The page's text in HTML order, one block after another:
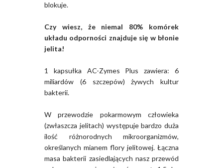
blokuje.
Czy wiesz, że niemal 80% komórek
układu odporności znajduje się w błonie
jelita!
1 kapsułka AC-Zymes Plus zawiera: 6
miliardów (6 szczepów) żywych kultur
bakterii.
W przewodzie pokarmowym człowieka
(zwłaszcza jelitach) występuje bardzo duża
ilość różnorodnych mikroorganizmów,
określanych mianem flory jelitowej. Łączna
masa bakterii zasiedlających nasz przewód